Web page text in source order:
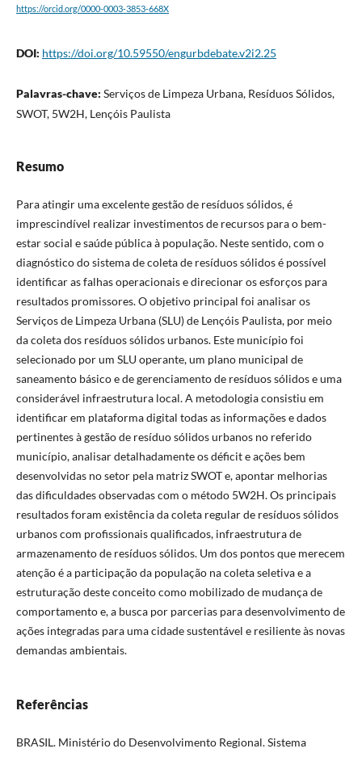
https://orcid.org/0000-0003-3853-668X
DOI: https://doi.org/10.59550/engurbdebate.v2i2.25
Palavras-chave: Serviços de Limpeza Urbana, Resíduos Sólidos,
SWOT, 5W2H, Lençóis Paulista
Resumo
Para atingir uma excelente gestão de resíduos sólidos, é
imprescindível realizar investimentos de recursos para o bem-
estar social e saúde pública à população. Neste sentido, com o
diagnóstico do sistema de coleta de resíduos sólidos é possível
identificar as falhas operacionais e direcionar os esforços para
resultados promissores. O objetivo principal foi analisar os
Serviços de Limpeza Urbana (SLU) de Lençóis Paulista, por meio
da coleta dos resíduos sólidos urbanos. Este município foi
selecionado por um SLU operante, um plano municipal de
saneamento básico e de gerenciamento de resíduos sólidos e uma
considerável infraestrutura local. A metodologia consistiu em
identificar em plataforma digital todas as informações e dados
pertinentes à gestão de resíduo sólidos urbanos no referido
município, analisar detalhadamente os déficit e ações bem
desenvolvidas no setor pela matriz SWOT e, apontar melhorias
das dificuldades observadas com o método 5W2H. Os principais
resultados foram existência da coleta regular de resíduos sólidos
urbanos com profissionais qualificados, infraestrutura de
armazenamento de resíduos sólidos. Um dos pontos que merecem
atenção é a participação da população na coleta seletiva e a
estruturação deste conceito como mobilizado de mudança de
comportamento e, a busca por parcerias para desenvolvimento de
ações integradas para uma cidade sustentável e resiliente às novas
demandas ambientais.
Referências
BRASIL. Ministério do Desenvolvimento Regional. Sistema